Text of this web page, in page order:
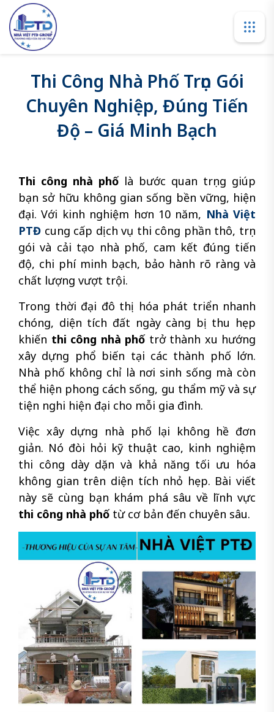
Thi Công Nhà Phố Trọn Gói
Chuyên Nghiệp, Đúng Tiến
Độ – Giá Minh Bạch
Thi công nhà phốlà bước quan trọng giúp
bạn sở hữu không gian sống bền vững, hiện
đại. Với kinh nghiệm hơn 10 năm, Nhà Việt
PTĐ cung cấp dịch vụ thi công phần thô, trọn
gói và cải tạo nhà phố, cam kết đúng tiến
độ, chi phí minh bạch, bảo hành rõ ràng và
chất lượng vượt trội.
Trong thời đại đô thị hóa phát triển nhanh
chóng, diện tích đất ngày càng bị thu hẹp
khiến thi công nhà phốtrở thành xu hướng
xây dựng phổ biến tại các thành phố lớn.
Nhà phố không chỉ là nơi sinh sống mà còn
thể hiện phong cách sống, gu thẩm mỹ và sự
tiện nghi hiện đại cho mỗi gia đình.
Việc xây dựng nhà phố lại không hề đơn
giản. Nó đòi hỏi kỹ thuật cao, kinh nghiệm
thi công dày dặn và khả năng tối ưu hóa
không gian trên diện tích nhỏ hẹp. Bài viết
này sẽ cùng bạn khám phá sâu về lĩnh vực
thi công nhà phốtừ cơ bản đến chuyên sâu.